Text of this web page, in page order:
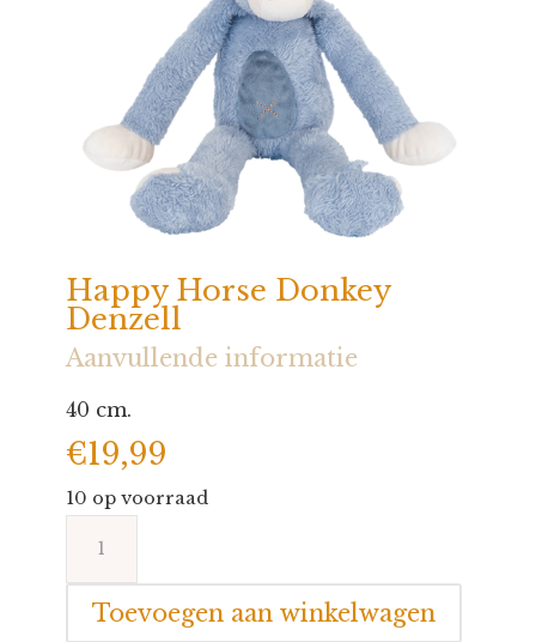
Happy Horse Donkey
Denzell
Aanvullende informatie
40 cm.
€19,99
10 op voorraad
Horse
Denzell
Toevoegen aan winkelwagen